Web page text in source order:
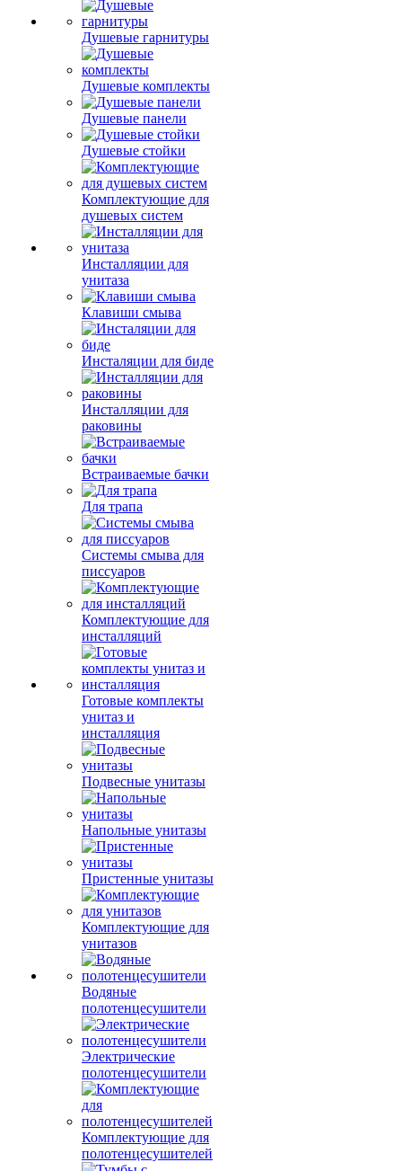
Душевые гарнитуры
Душевые комплекты
Душевые панели
Душевые стойки
Комплектующие для
душевых систем
Инсталляции для
унитаза
Клавиши смыва
Инсталяции для биде
Инсталляции для
раковины
Встраиваемые бачки
Для трапа
Системы смыва для
писсуаров
Комплектующие для
инсталляций
Готовые комплекты
унитаз и
инсталляция
Подвесные унитазы
Напольные унитазы
Пристенные унитазы
Комплектующие для
унитазов
Водяные
полотенцесушители
Электрические
полотенцесушители
Комплектующие для
полотенцесушителей